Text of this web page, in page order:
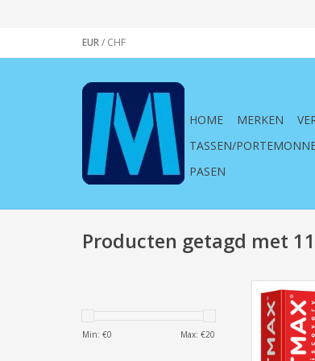
EUR/ CHF
HOME MERKEN
TASSEN/
PASEN
Producten getagd met
Min: €0 Max: €20
SmartMax